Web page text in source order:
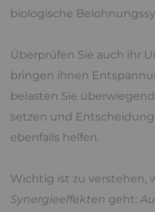
biologische
Überprüfen Sie auch ihr
bringen ihnen
belasten Sie
setzen und
ebenfalls helfen.
Wichtig ist zu verstehen,
Synergieeffekten geht: